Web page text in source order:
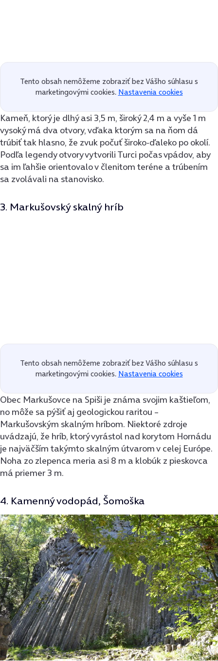
Tento obsah nemôžeme zobraziť bez Vášho súhlasu s
marketingovými cookies. Nastavenia cookies
Kameň, ktorý je dlhý asi 3,5 m, široký 2,4 m a vyše 1 m
vysoký má dva otvory, vďaka ktorým sa na ňom dá
trúbiť tak hlasno, že zvuk počuť široko-ďaleko po okolí.
Podľa legendy otvory vytvorili Turci počas vpádov, aby
sa im ľahšie orientovalo v členitom teréne a trúbením
sa zvolávali na stanovisko.
3. Markušovský skalný hríb
Tento obsah nemôžeme zobraziť bez Vášho súhlasu s
marketingovými cookies. Nastavenia cookies
Obec Markušovce na Spiši je známa svojim kaštieľom,
no môže sa pýšiť aj geologickou raritou –
Markušovským skalným hríbom. Niektoré zdroje
uvádzajú, že hríb, ktorý vyrástol nad korytom Hornádu
je najväčším takýmto skalným útvarom v celej Európe.
Noha zo zlepenca meria asi 8 m a klobúk z pieskovca
má priemer 3 m.
4. Kamenný vodopád, Šomoška